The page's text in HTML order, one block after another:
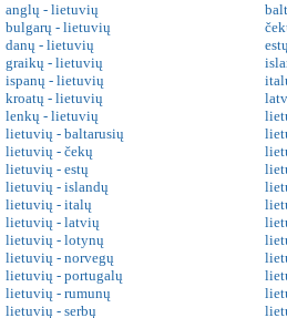
anglų - lietuvių
bulgarų - lietuvių
danų - lietuvių
graikų - lietuvių
ispanų - lietuvių
kroatų - lietuvių
lenkų - lietuvių
lietuvių - baltarusių
lietuvių - čekų
lietuvių - estų
lietuvių - islandų
lietuvių - italų
lietuvių - latvių
lietuvių - lotynų
lietuvių - norvegų
lietuvių - portugalų
lietuvių - rumunų
lietuvių - serbų